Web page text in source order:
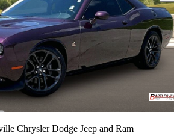
Chrysler Dodge Jeep and Ram